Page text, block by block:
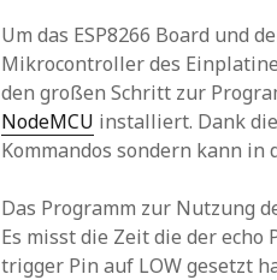
Um das ESP8266 Board und
Mikrocontroller des
den großen Schritt zur
NodeMCU installiert. Dank
Kommandos sondern kann in
Das Programm zur Nutzung
Es misst die Zeit die der echo
trigger Pin auf LOW gesetzt